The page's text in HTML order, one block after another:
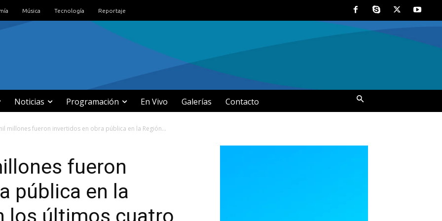
Música Tecnología Reportaje
Noticias Programación En Vivo Galerías Contacto
millones fueron invertidos en obra pública en la Región...
fueron
pública en la
los últimos cuatro